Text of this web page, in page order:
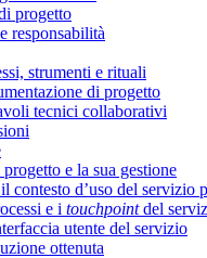
progetto
responsabilità
strumenti e rituali
di progetto
tecnici collaborativi
e la sua gestione
contesto d’uso del servizio
e i touchpointdel
utente del servizio
ottenuta